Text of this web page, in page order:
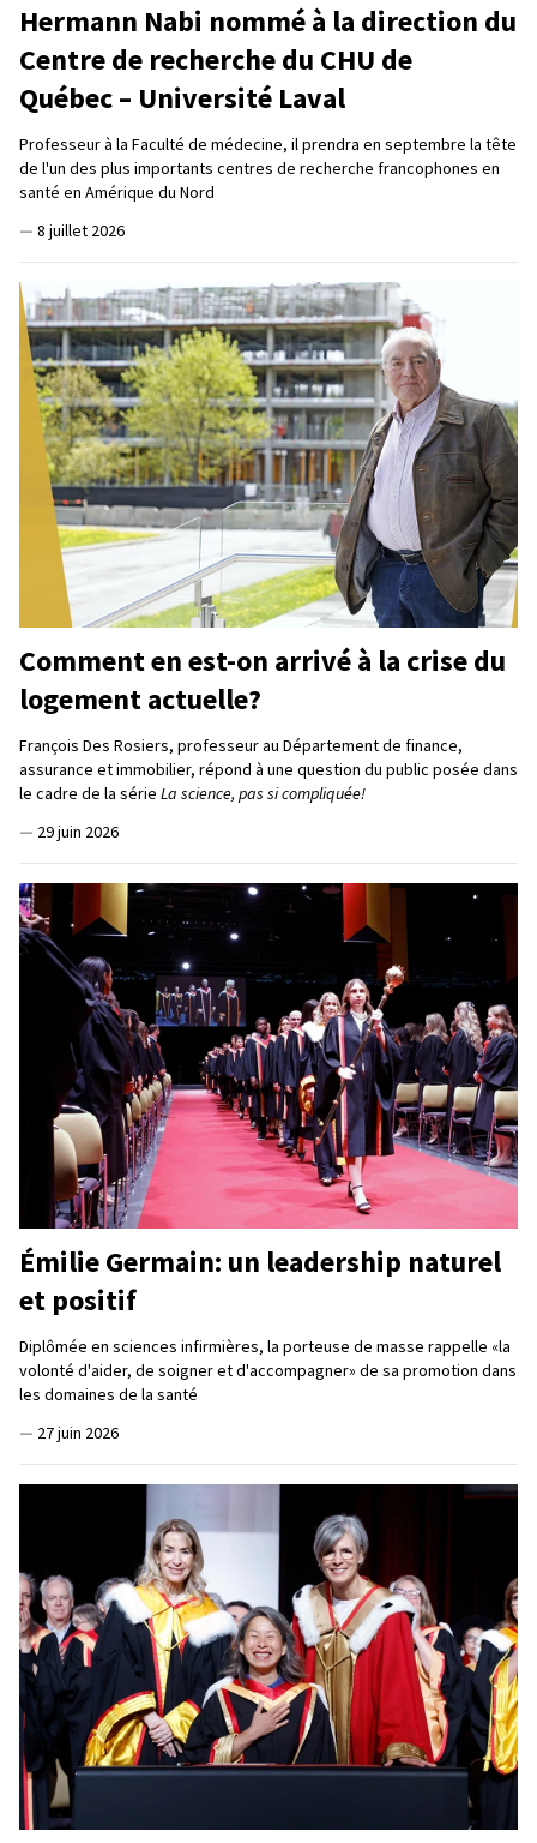
Hermann Nabi nommé à la direction du
Centre de recherche du CHU de
Québec – Université Laval
Professeur à la Faculté de médecine, il prendra en septembre la tête
de l'un des plus importants centres de recherche francophones en
santé en Amérique du Nord
— 8 juillet 2026
Comment en est-on arrivé à la crise du
logement actuelle?
François Des Rosiers, professeur au Département de finance,
assurance et immobilier, répond à une question du public posée dans
le cadre de la série La science, pas si compliquée!
— 29 juin 2026
Émilie Germain: un leadership naturel
et positif
Diplômée en sciences infirmières, la porteuse de masse rappelle «la
volonté d'aider, de soigner et d'accompagner» de sa promotion dans
les domaines de la santé
— 27 juin 2026